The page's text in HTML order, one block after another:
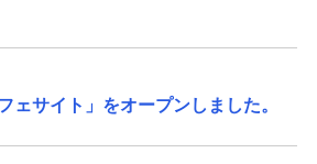
ェサイト」をオープンしました。